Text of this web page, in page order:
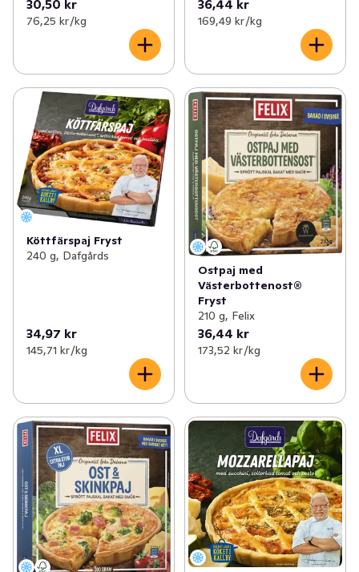
30,50 kr
76,25 kr /kg
36,44 kr
169,49 kr /kg
Köttfärspaj Fryst
240 g, Dafgårds
34,97 kr
145,71 kr /kg
Ostpaj med
Västerbottenost®
Fryst
210 g, Felix
36,44 kr
173,52 kr /kg